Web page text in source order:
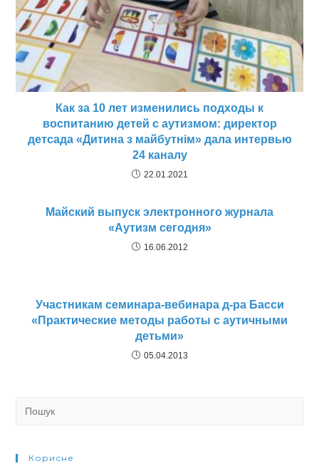
Как за 10 лет изменились подходы к
воспитанию детей с аутизмом: директор
детсада «Дитина з майбутнім» дала интервью
24 каналу
22.01.2021
Майский выпуск электронного журнала
«Аутизм сегодня»
16.06.2012
Участникам семинара-вебинара д-ра Басси
«Практические методы работы с аутичными
детьми»
05.04.2013
Корисне